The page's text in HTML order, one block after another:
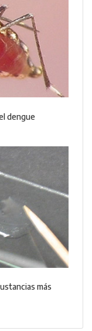
dengue
más